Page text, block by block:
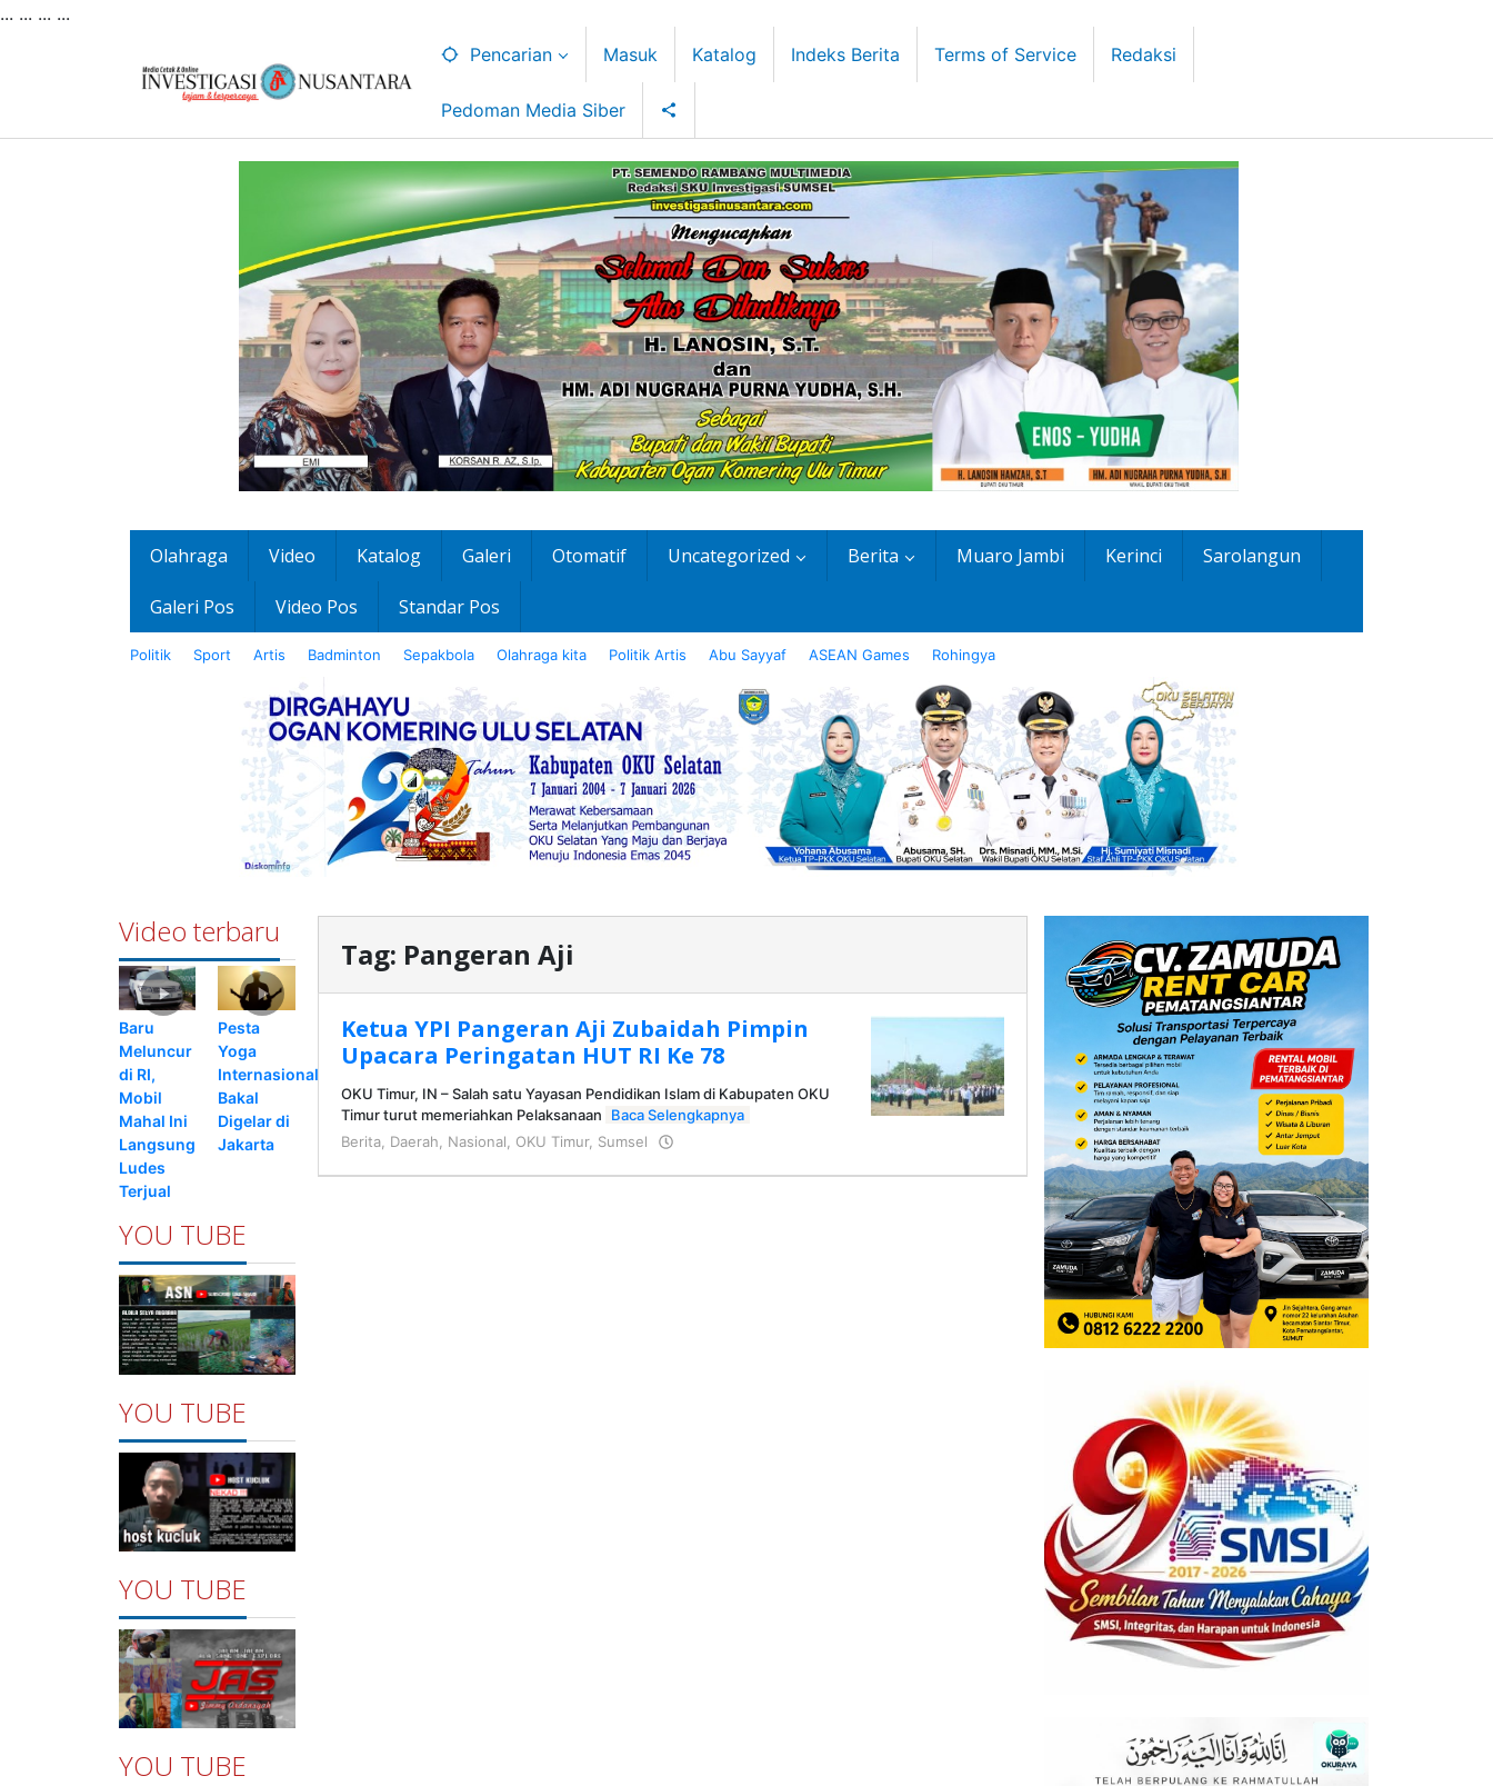
... ... ... ...
Pencarian Masuk Katalog Indeks Berita Terms of Service Redaksi
Pedoman Media Siber
Olahraga Video Katalog Galeri Otomatif Uncategorized Berita Muaro Jambi Kerinci Sarolangun
Galeri Pos Video Pos Standar Pos
Politik Sport Artis Badminton Sepakbola Olahraga kita Politik Artis Abu Sayyaf ASEAN Games Rohingya
Video terbaru
Baru
Meluncur
di RI,
Mobil
Mahal Ini
Langsung
Ludes
Terjual
Pesta
Yoga
Internasional
Bakal
Digelar di
Jakarta
YOU TUBE
YOU TUBE
YOU TUBE
YOU TUBE
Tag: Pangeran Aji
Ketua YPI Pangeran Aji Zubaidah Pimpin
Upacara Peringatan HUT RI Ke 78
OKU Timur, IN – Salah satu Yayasan Pendidikan Islam di Kabupaten OKU
Timur turut memeriahkan Pelaksanaan
Baca Selengkapnya
Berita, Daerah, Nasional, OKU Timur, Sumsel